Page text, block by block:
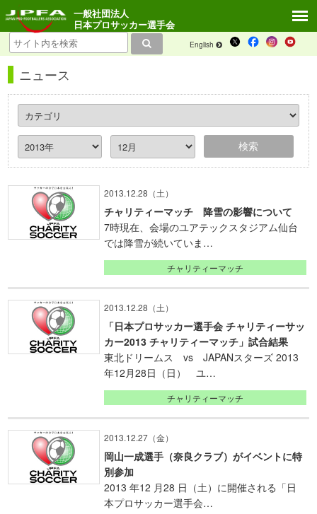
English
一般社団法人
日本プロサッカー選手会
ニュース
2013.12.28（土）
チャリティーマッチ 降雪の影響について
7時現在、会場のユアテックスタジアム仙台
では降雪が続いていま…
チャリティーマッチ
2013.12.28（土）
「日本プロサッカー選手会 チャリティーサッ
カー2013 チャリティーマッチ」試合結果
東北ドリームス vs JAPANスターズ 2013
年12月28日（日） ユ…
チャリティーマッチ
2013.12.27（金）
岡山一成選手（奈良クラブ）がイベントに特
別参加
2013 年12 月28 日（土）に開催される「日
本プロサッカー選手会…